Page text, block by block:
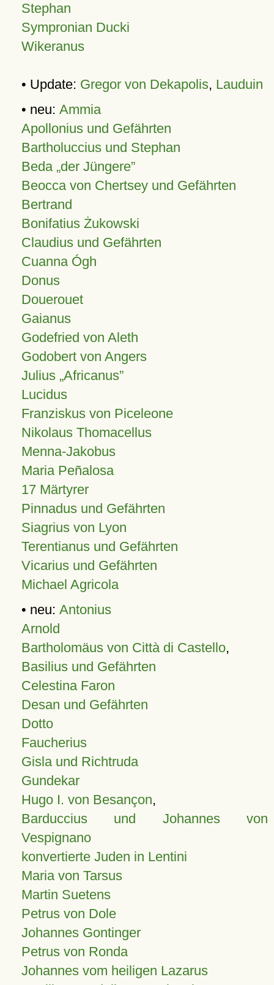
Stephan
Sympronian Ducki
Wikeranus
• Update: Gregor von Dekapolis, Lauduin
• neu: Ammia
Apollonius und Gefährten
Bartholuccius und Stephan
Beda „der Jüngere”
Beocca von Chertsey und Gefährten
Bertrand
Bonifatius Żukowski
Claudius und Gefährten
Cuanna Ógh
Donus
Douerouet
Gaianus
Godefried von Aleth
Godobert von Angers
Julius Africanus
Lucidus
Franziskus von Piceleone
Nikolaus Thomacellus
Menna-Jakobus
Maria Peñalosa
17 Märtyrer
Pinnadus und Gefährten
Siagrius von Lyon
Terentianus und Gefährten
Vicarius und Gefährten
Michael Agricola
• neu: Antonius
Arnold
Bartholomäus von Città di Castello,
Basilius und Gefährten
Celestina Faron
Desan und Gefährten
Dotto
Faucherius
Gisla und Richtruda
Gundekar
Hugo I. von Besançon,
Barduccius und Johannes von
Vespignano
konvertierte Juden in Lentini
Maria von Tarsus
Martin Suetens
Petrus von Dole
Johannes Gontinger
Petrus von Ronda
Johannes vom heiligen Lazarus